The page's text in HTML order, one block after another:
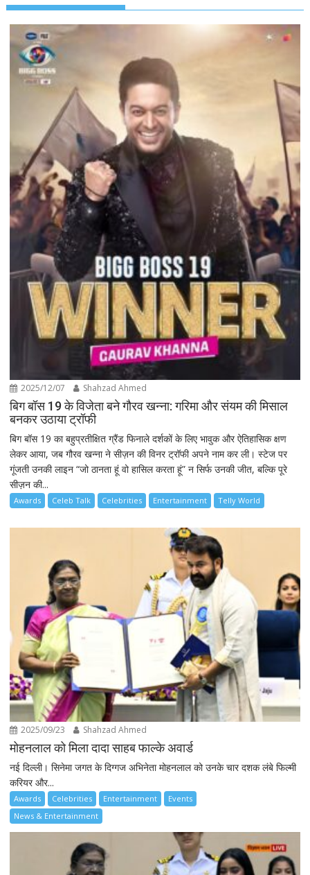
2025/12/07 Shahzad Ahmed
बिग बॉस 19 के विजेता बने गौरव खन्ना: गरिमा और संयम की मिसाल
बनकर उठाया ट्रॉफी
बिग बॉस 19 का बहुप्रतीक्षित ग्रैंड फिनाले दर्शकों के लिए भावुक और ऐतिहासिक क्षण
लेकर आया, जब गौरव खन्ना ने सीज़न की विनर ट्रॉफी अपने नाम कर ली। स्टेज पर
गूंजती उनकी लाइन “जो ठानता हूं वो हासिल करता हूं” न सिर्फ उनकी जीत, बल्कि पूरे
सीज़न की...
Awards Celeb Talk Celebrities Entertainment Telly World
2025/09/23 Shahzad Ahmed
मोहनलाल को मिला दादा साहब फाल्के अवार्ड
नई दिल्ली। सिनेमा जगत के दिग्गज अभिनेता मोहनलाल को उनके चार दशक लंबे फिल्मी
करियर और...
Awards Celebrities Entertainment
Events
News & Entertainment